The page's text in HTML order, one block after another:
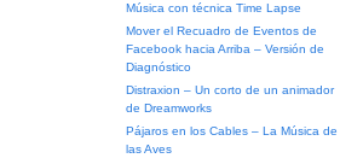
Música con técnica Time Lapse
Mover el Recuadro de Eventos de
Facebook hacia Arriba – Versión de
Diagnóstico
Distraxion – Un corto de un animador
de Dreamworks
Pájaros en los Cables – La Música de
las Aves